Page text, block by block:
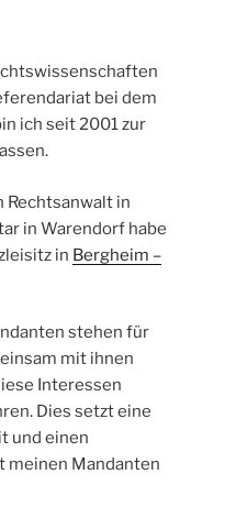
bei dem
ich seit 2001 zur
Rechtsanwalt in
in Warendorf habe
in Bergheim –
stehen für
mit ihnen
Interessen
Dies setzt eine
und einen
meinen Mandanten